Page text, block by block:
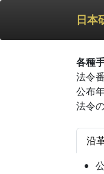
日本
各種
法令
公布
法令
沿